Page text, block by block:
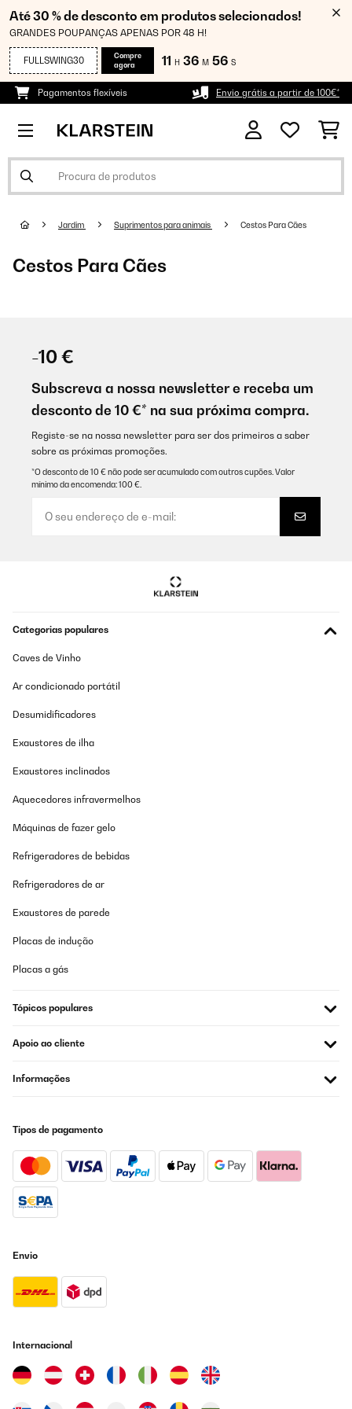
Até 30 % de desconto em produtos selecionados!
GRANDES POUPANÇAS APENAS POR 48 H!
FULLSWING30
Compre
agora
11 H 36 M 56 S
Pagamentos flexíveis Envio grátis a partir de 100€*
Jardim Suprimentos para animais Cestos Para Cães
Cestos Para Cães
-10 €
Subscreva a nossa newsletter e receba um
desconto de 10 €* na sua próxima compra.
Registe-se na nossa newsletter para ser dos primeiros a saber
sobre as próximas promoções.
*O desconto de 10 € não pode ser acumulado com outros cupões. Valor
mínimo da encomenda: 100 €.
Categorias populares
Caves de Vinho
Ar condicionado portátil
Desumidificadores
Exaustores de ilha
Exaustores inclinados
Aquecedores infravermelhos
Máquinas de fazer gelo
Refrigeradores de bebidas
Refrigeradores de ar
Exaustores de parede
Placas de indução
Placas a gás
Tópicos populares
Apoio ao cliente
Informações
Tipos de pagamento
Envio
Internacional